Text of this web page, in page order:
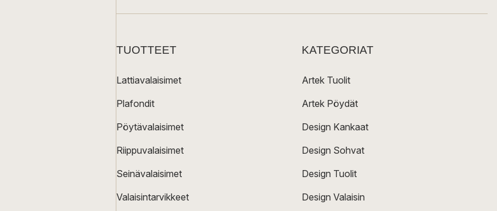
TUOTTEET
Lattiavalaisimet
Plafondit
Pöytävalaisimet
Riippuvalaisimet
Seinävalaisimet
Valaisintarvikkeet
KATEGORIAT
Artek Tuolit
Artek Pöydät
Design Kankaat
Design Sohvat
Design Tuolit
Design Valaisin